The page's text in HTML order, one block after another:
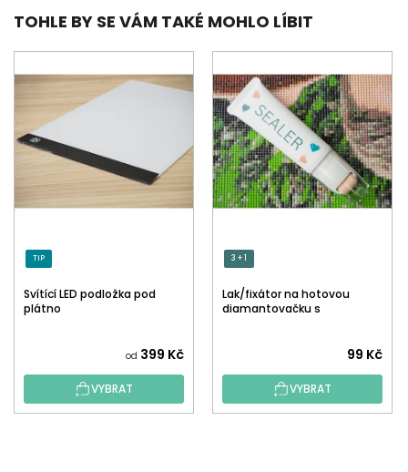
TOHLE BY SE VÁM TAKÉ MOHLO LÍBIT
TIP
Svítící LED podložka pod
plátno
od 399 Kč
VYBRAT
3 + 1
Lak/fixátor na hotovou
diamantovačku s
hodnocení
produktu
je
99 Kč
VYBRAT